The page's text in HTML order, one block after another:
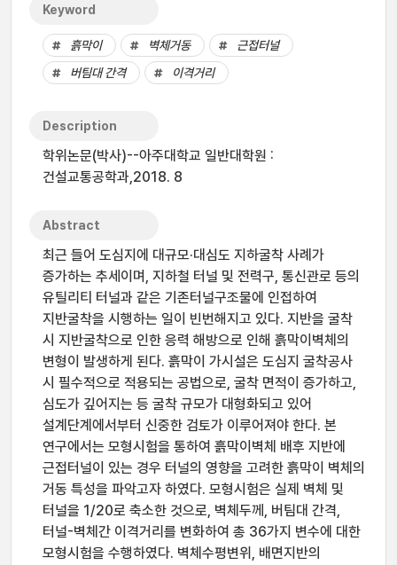
Keyword
흙막이 벽체거동
근접터널
버팀대 간격
이격거리
Description
학위논문(박사)--아주대학교 일반대학원 :
건설교통공학과,2018. 8
Abstract
최근 들어 도심지에 대규모·대심도 지하굴착 사례가
증가하는 추세이며, 지하철 터널 및 전력구, 통신관로 등의
유틸리티 터널과 같은 기존터널구조물에 인접하여
지반굴착을 시행하는 일이 빈번해지고 있다. 지반을 굴착
시 지반굴착으로 인한 응력 해방으로 인해 흙막이벽체의
변형이 발생하게 된다. 흙막이 가시설은 도심지 굴착공사
시 필수적으로 적용되는 공법으로, 굴착 면적이 증가하고,
심도가 깊어지는 등 굴착 규모가 대형화되고 있어
설계단계에서부터 신중한 검토가 이루어져야 한다. 본
연구에서는 모형시험을 통하여 흙막이벽체 배후 지반에
근접터널이 있는 경우 터널의 영향을 고려한 흙막이 벽체의
거동 특성을 파악고자 하였다. 모형시험은 실제 벽체 및
터널을 1/20로 축소한 것으로, 벽체두께, 버팀대 간격,
터널-벽체간 이격거리를 변화하여 총 36가지 변수에 대한
모형시험을 수행하였다. 벽체수평변위, 배면지반의